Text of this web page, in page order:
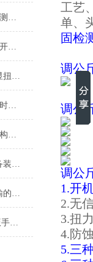
80NM带扭力测试功能扳手 能测试扭力的扳手 可实测扭力扳手厂家
60NM带开关量输出扭力扳手 开关量扭力扳手实现拧紧信号反馈
200Nm数据留存扭力扳手 数显扭力扳手检测数据直接导出SGTST
可连PLC扭力扳手拧紧数据实时上传,直连PLC智能扭力扳手厂家
10NM质检手动扭力扳手 钢结构紧固力矩扳手 工业手动扭矩测量工具厂家
数显扭力扳手智能存数据,设备装配精密数字式智能力矩扳手厂家
工业WiFi扭力扳手,带数据传输的WiFi扭力扳手,数据款扭力扳手品牌
500NM以下的无线数位扭力扳手数据实时上传 车间质检用的无线扭力扳手品牌
工艺
单、
固检
调公
调公
调公
1.开
2.无
3.扭
4.防
5.三